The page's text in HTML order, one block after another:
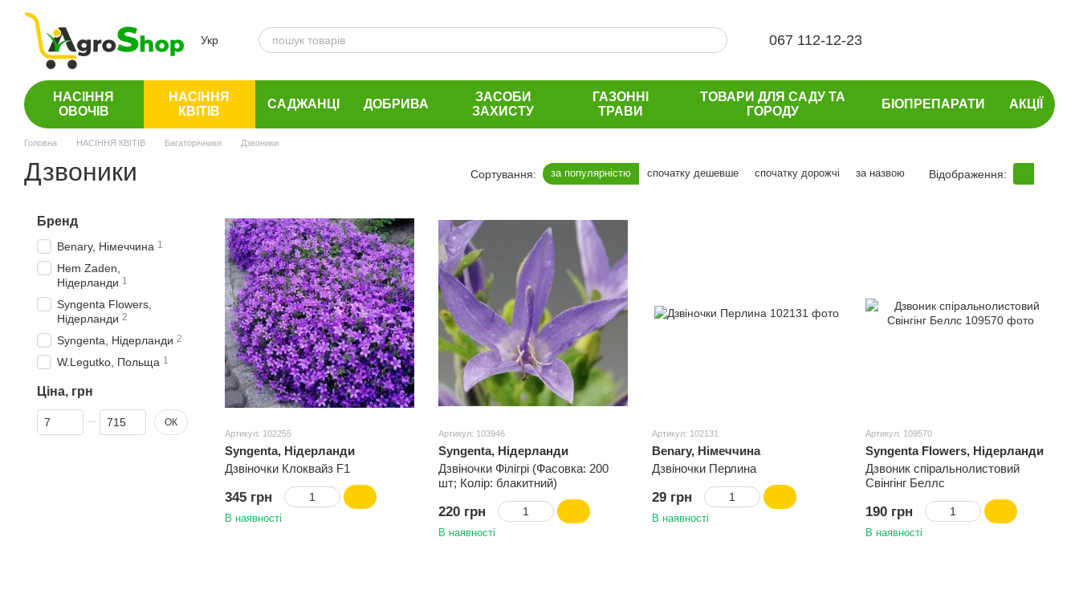
Перейти до основного контенту
Укр 067 112-12-23
НАСІННЯ
ОВОЧІВ
НАСІННЯ
КВІТІВ
САДЖАНЦІ ДОБРИВА
ЗАСОБИ
ЗАХИСТУ
ГАЗОННІ
ТРАВИ
ТОВАРИ ДЛЯ САДУ ТА
ГОРОДУ
БІОПРЕПАРАТИ АКЦІЇ
Головна НАСІННЯ КВІТІВ Багаторічники Дзвоники
Дзвоники Сортування: за популярністю спочатку дешевше спочатку дорожчі за назвою Відображення:
Артикул: 102255
Syngenta, Нідерланди
Дзвіночки Клоквайз F1
345 грн
В наявності
Артикул: 103946
Syngenta, Нідерланди
Дзвіночки Філігрі (Фасовка: 200
шт; Колір: блакитний)
220 грн
В наявності
Артикул: 102131
Benary, Німеччина
Дзвіночки Перлина
29 грн
В наявності
Артикул: 109570
Syngenta Flowers, Нідерланди
Дзвоник спіральнолистовий
Свінгінг Беллс
190 грн
В наявності
Бренд
Benary, Німеччина 1
Hem Zaden,
Нідерланди 1
Syngenta Flowers,
Нідерланди 2
Syngenta, Нідерланди 2
W.Legutko, Польща 1
Ціна, грн
Від Ціна, грн
До Ціна, грн ОК